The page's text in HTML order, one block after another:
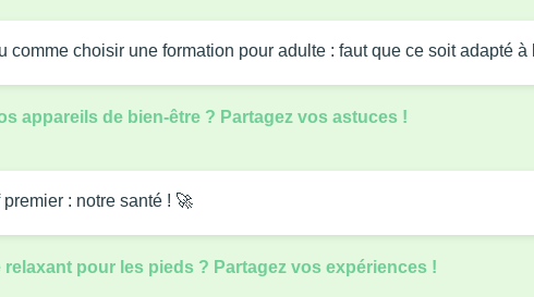
choisir une formation pour adulte : faut que ce soit adapté
appareils de bien-être ? Partagez vos astuces !
: notre santé ! 🚀
pour les pieds ? Partagez vos expériences !